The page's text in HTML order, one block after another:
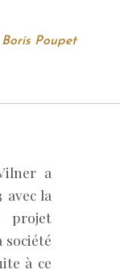
Boris Poupet
a
la
projet
société
à ce